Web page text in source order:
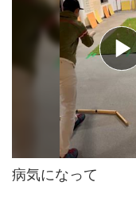
病気になって